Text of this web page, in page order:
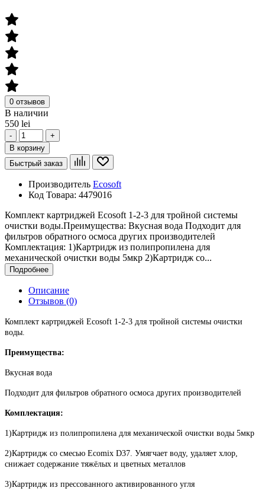
0 отзывов
В наличии
550 lei
-
+
В корзину
Быстрый заказ
Производитель Ecosoft
Код Товара: 4479016
Комплект картриджей Ecosoft 1-2-3 для тройной системы
очистки воды.Преимущества: Вкусная вода Подходит для
фильтров обратного осмоса других производителей
Комплектация: 1)Картридж из полипропилена для
механической очистки воды 5мкр 2)Картридж со...
Подробнее
Описание
Отзывов (0)
Комплект картриджей Ecosoft 1-2-3 для тройной системы очистки
воды.
Преимущества:
Вкусная вода
Подходит для фильтров обратного осмоса других производителей
Комплектация:
1)Картридж из полипропилена для механической очистки воды 5мкр
2)Картридж со смесью Ecomix D37. Умягчает воду, удаляет хлор,
снижает содержание тяжёлых и цветных металлов
3)Картридж из прессованного активированного угля